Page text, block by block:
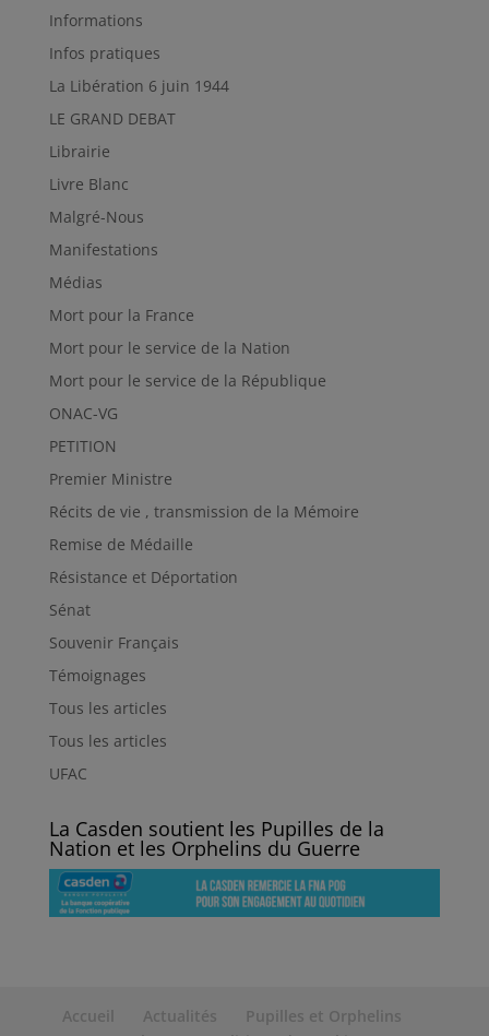
Informations
Infos pratiques
La Libération 6 juin 1944
LE GRAND DEBAT
Librairie
Livre Blanc
Malgré-Nous
Manifestations
Médias
Mort pour la France
Mort pour le service de la Nation
Mort pour le service de la République
ONAC-VG
PETITION
Premier Ministre
Récits de vie , transmission de la Mémoire
Remise de Médaille
Résistance et Déportation
Sénat
Souvenir Français
Témoignages
Tous les articles
Tous les articles
UFAC
La Casden soutient les Pupilles de la
Nation et les Orphelins du Guerre
Accueil Actualités
Pupilles et Orphelins